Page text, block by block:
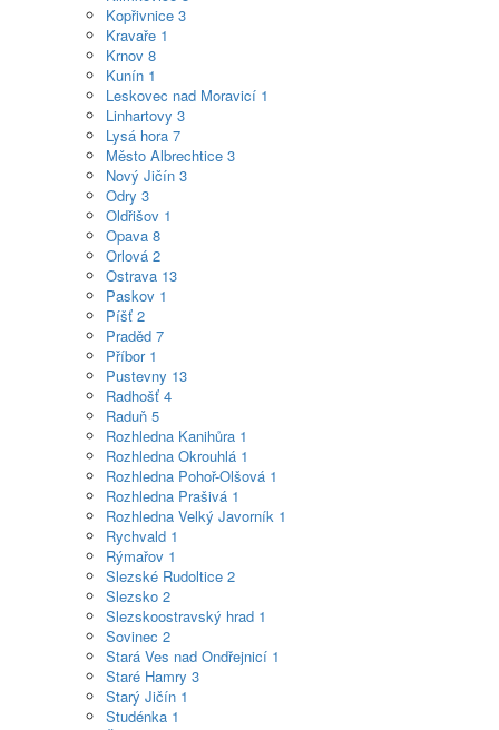
Kopřivnice 3
Kravaře 1
Krnov 8
Kunín 1
Leskovec nad Moravicí 1
Linhartovy 3
Lysá hora 7
Město Albrechtice 3
Nový Jičín 3
Odry 3
Oldřišov 1
Opava 8
Orlová 2
Ostrava 13
Paskov 1
Píšť 2
Praděd 7
Příbor 1
Pustevny 13
Radhošť 4
Raduň 5
Rozhledna Kanihůra 1
Rozhledna Okrouhlá 1
Rozhledna Pohoř-Olšová 1
Rozhledna Prašivá 1
Rozhledna Velký Javorník 1
Rychvald 1
Rýmařov 1
Slezské Rudoltice 2
Slezsko 2
Slezskoostravský hrad 1
Sovinec 2
Stará Ves nad Ondřejnicí 1
Staré Hamry 3
Starý Jičín 1
Studénka 1